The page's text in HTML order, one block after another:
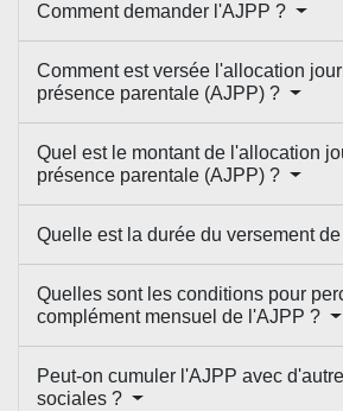
Comment demander l'AJPP ?
Comment est versée l'allocation
présence parentale (AJPP) ?
Quel est le montant de l'allocation
présence parentale (AJPP) ?
Quelle est la durée du versement
Quelles sont les conditions pour
complément mensuel de l'AJPP ?
Peut-on cumuler l'AJPP avec
sociales ?